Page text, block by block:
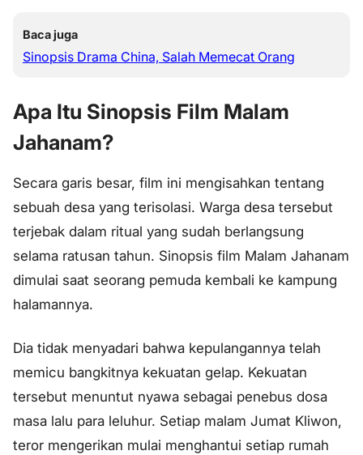
Baca juga
Sinopsis Drama China, Salah Memecat Orang
Apa Itu Sinopsis Film Malam
Jahanam?
Secara garis besar, film ini mengisahkan tentang
sebuah desa yang terisolasi. Warga desa tersebut
terjebak dalam ritual yang sudah berlangsung
selama ratusan tahun. Sinopsis film Malam Jahanam
dimulai saat seorang pemuda kembali ke kampung
halamannya.
Dia tidak menyadari bahwa kepulangannya telah
memicu bangkitnya kekuatan gelap. Kekuatan
tersebut menuntut nyawa sebagai penebus dosa
masa lalu para leluhur. Setiap malam Jumat Kliwon,
teror mengerikan mulai menghantui setiap rumah